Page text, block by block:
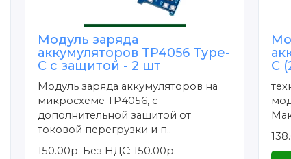
Модуль заряда
аккумуляторов TP4056 Type-
C с защитой - 2 шт
Модуль заряда аккумуляторов на
микросхеме TP4056, с
дополнительной защитой от
токовой перегрузки и п..
150.00р. Без НДС: 150.00р.
C